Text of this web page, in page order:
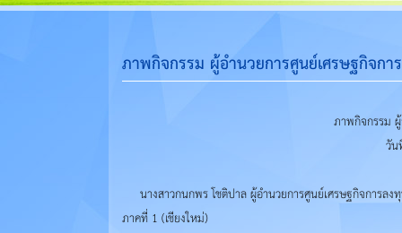
ภาพกิจกรรม ผู้อำนวยการศูนย์เศรษฐกิจก
ภาพกิจกรรม
วัน
นางสาวกนกพร โชติปาล ผู้อำนวยการศูนย์เศรษฐกิจการล
ภาคที่ 1 (เชียงใหม่)